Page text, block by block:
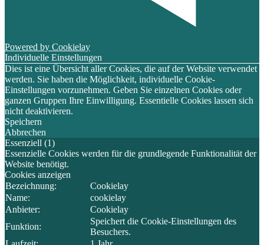
Powered by Cookielay
Individuelle Einstellungen
Dies ist eine Übersicht aller Cookies, die auf der Website verwendet
werden. Sie haben die Möglichkeit, individuelle Cookie-
Einstellungen vorzunehmen. Geben Sie einzelnen Cookies oder
ganzen Gruppen Ihre Einwilligung. Essentielle Cookies lassen sich
nicht deaktivieren.
Speichern
Abbrechen
Essenziell (1)
Essenzielle Cookies werden für die grundlegende Funktionalität der
Website benötigt.
Cookies anzeigen
Bezeichnung:
Cookielay
Name:
cookielay
Anbieter:
Cookielay
Funktion:
Speichert die Cookie-Einstellungen des
Besuchers.